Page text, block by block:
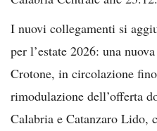
I nuovi collegamenti si
per l’estate 2026: una
Crotone, in circolazione
rimodulazione dell’offerta
Calabria e Catanzaro Lido,